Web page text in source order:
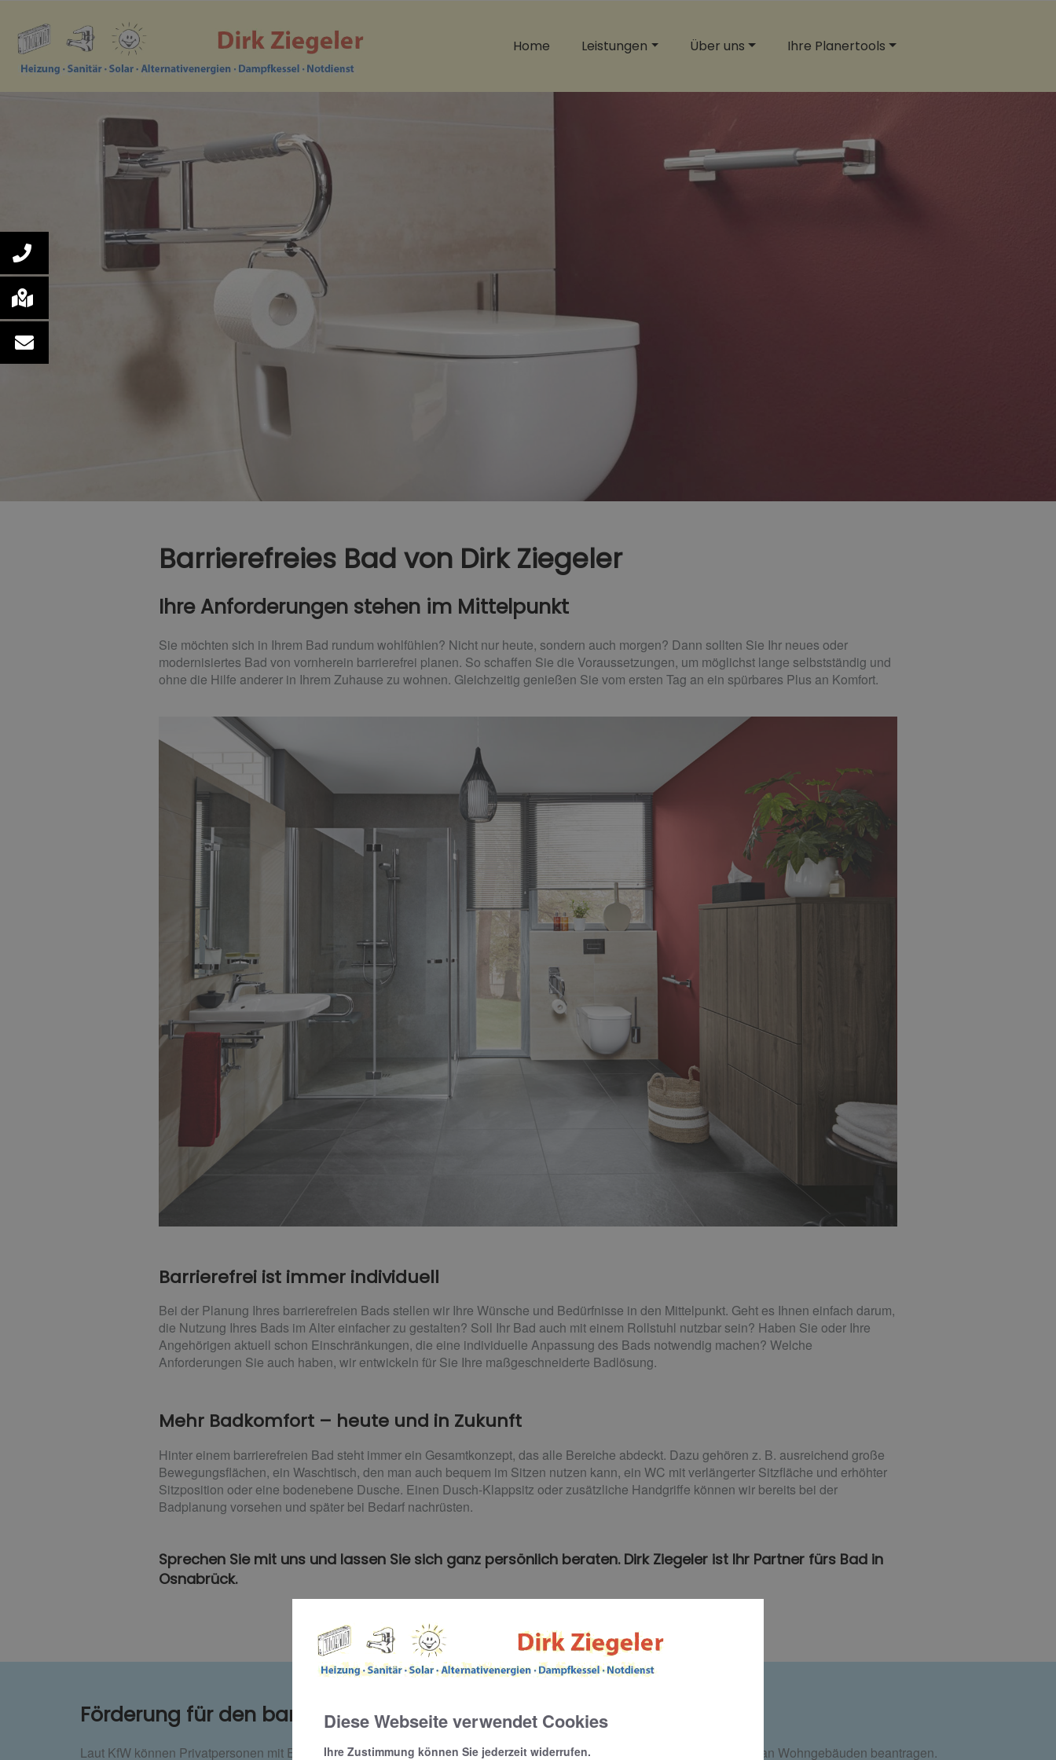
Home Leistungen Über uns Ihre Planertools
Barrierefreies Bad von Dirk Ziegeler
Ihre Anforderungen stehen im Mittelpunkt
Sie möchten sich in Ihrem Bad rundum wohlfühlen? Nicht nur heute, sondern auch morgen? Dann sollten Sie Ihr neues oder
modernisiertes Bad von vornherein barrierefrei planen. So schaffen Sie die Voraussetzungen, um möglichst lange selbstständig und
ohne die Hilfe anderer in Ihrem Zuhause zu wohnen. Gleichzeitig genießen Sie vom ersten Tag an ein spürbares Plus an Komfort.
Barrierefrei ist immer individuell
Bei der Planung Ihres barrierefreien Bads stellen wir Ihre Wünsche und Bedürfnisse in den Mittelpunkt. Geht es Ihnen einfach darum,
die Nutzung Ihres Bads im Alter einfacher zu gestalten? Soll Ihr Bad auch mit einem Rollstuhl nutzbar sein? Haben Sie oder Ihre
Angehörigen aktuell schon Einschränkungen, die eine individuelle Anpassung des Bads notwendig machen? Welche
Anforderungen Sie auch haben, wir entwickeln für Sie Ihre maßgeschneiderte Badlösung.
Mehr Badkomfort – heute und in Zukunft
Hinter einem barrierefreien Bad steht immer ein Gesamtkonzept, das alle Bereiche abdeckt. Dazu gehören z. B. ausreichend große
Bewegungsflächen, ein Waschtisch, den man auch bequem im Sitzen nutzen kann, ein WC mit verlängerter Sitzfläche und erhöhter
Sitzposition oder eine bodenebene Dusche. Einen Dusch-Klappsitz oder zusätzliche Handgriffe können wir bereits bei der
Badplanung vorsehen und später bei Bedarf nachrüsten.
Sprechen Sie mit uns und lassen Sie sich ganz persönlich beraten. Dirk Ziegeler ist Ihr Partner fürs Bad in
Osnabrück.
Förderung für den barrierefreien Badumbau wieder verfügbar
Laut KfW können Privatpersonen mit Eigentum oder als Mieter wieder Zuschüsse für Maßnahmen zur Barrierereduzierung an Wohngebäuden beantragen.
Diese Webseite verwendet Cookies
Ihre Zustimmung können Sie jederzeit widerrufen.